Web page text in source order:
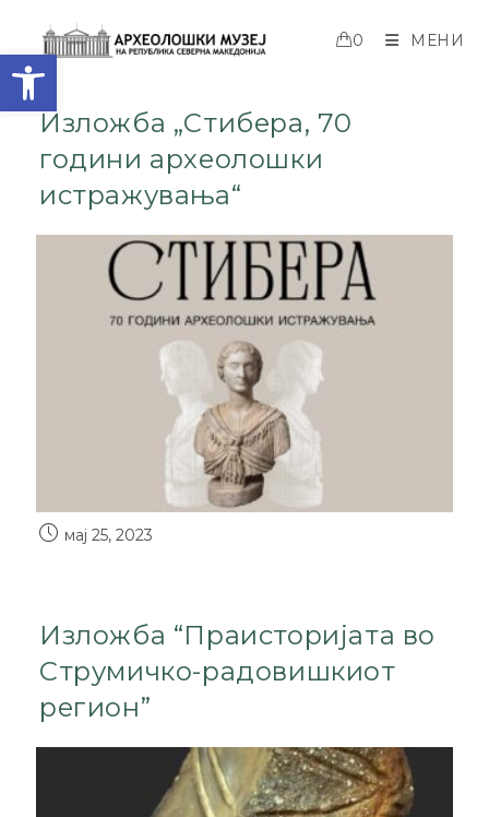
Open toolbar
0 МЕНИ
Изложба „Стибера, 70
години археолошки
истражувања“
мај 25, 2023
Изложба “Праисторијата во
Струмичко-радовишкиот
регион”